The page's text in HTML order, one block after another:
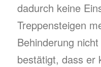
dadurch keine
Treppensteigen
Behinderung
bestätigt, dass er